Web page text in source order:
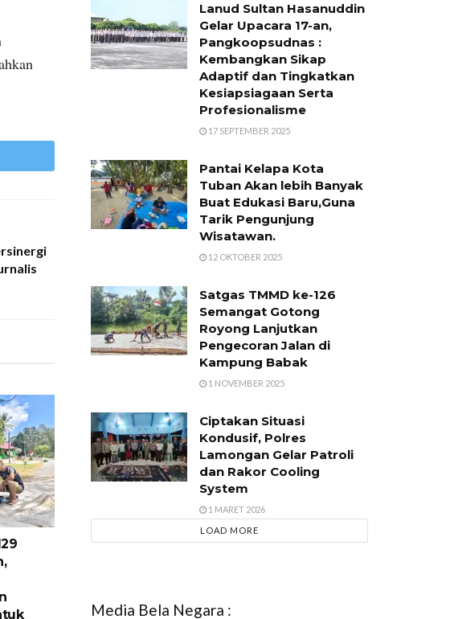
Lanud Sultan Hasanuddin
Gelar Upacara 17-an,
Pangkoopsudnas :
Kembangkan Sikap
Adaptif dan Tingkatkan
Kesiapsiagaan Serta
Profesionalisme
17 SEPTEMBER 2025
Pantai Kelapa Kota
Tuban Akan lebih Banyak
Buat Edukasi Baru,Guna
Tarik Pengunjung
Wisatawan.
12 OKTOBER 2025
Satgas TMMD ke-126
Semangat Gotong
Royong Lanjutkan
Pengecoran Jalan di
Kampung Babak
1 NOVEMBER 2025
Ciptakan Situasi
Kondusif, Polres
Lamongan Gelar Patroli
dan Rakor Cooling
System
1 MARET 2026
LOAD MORE
Media Bela Negara :